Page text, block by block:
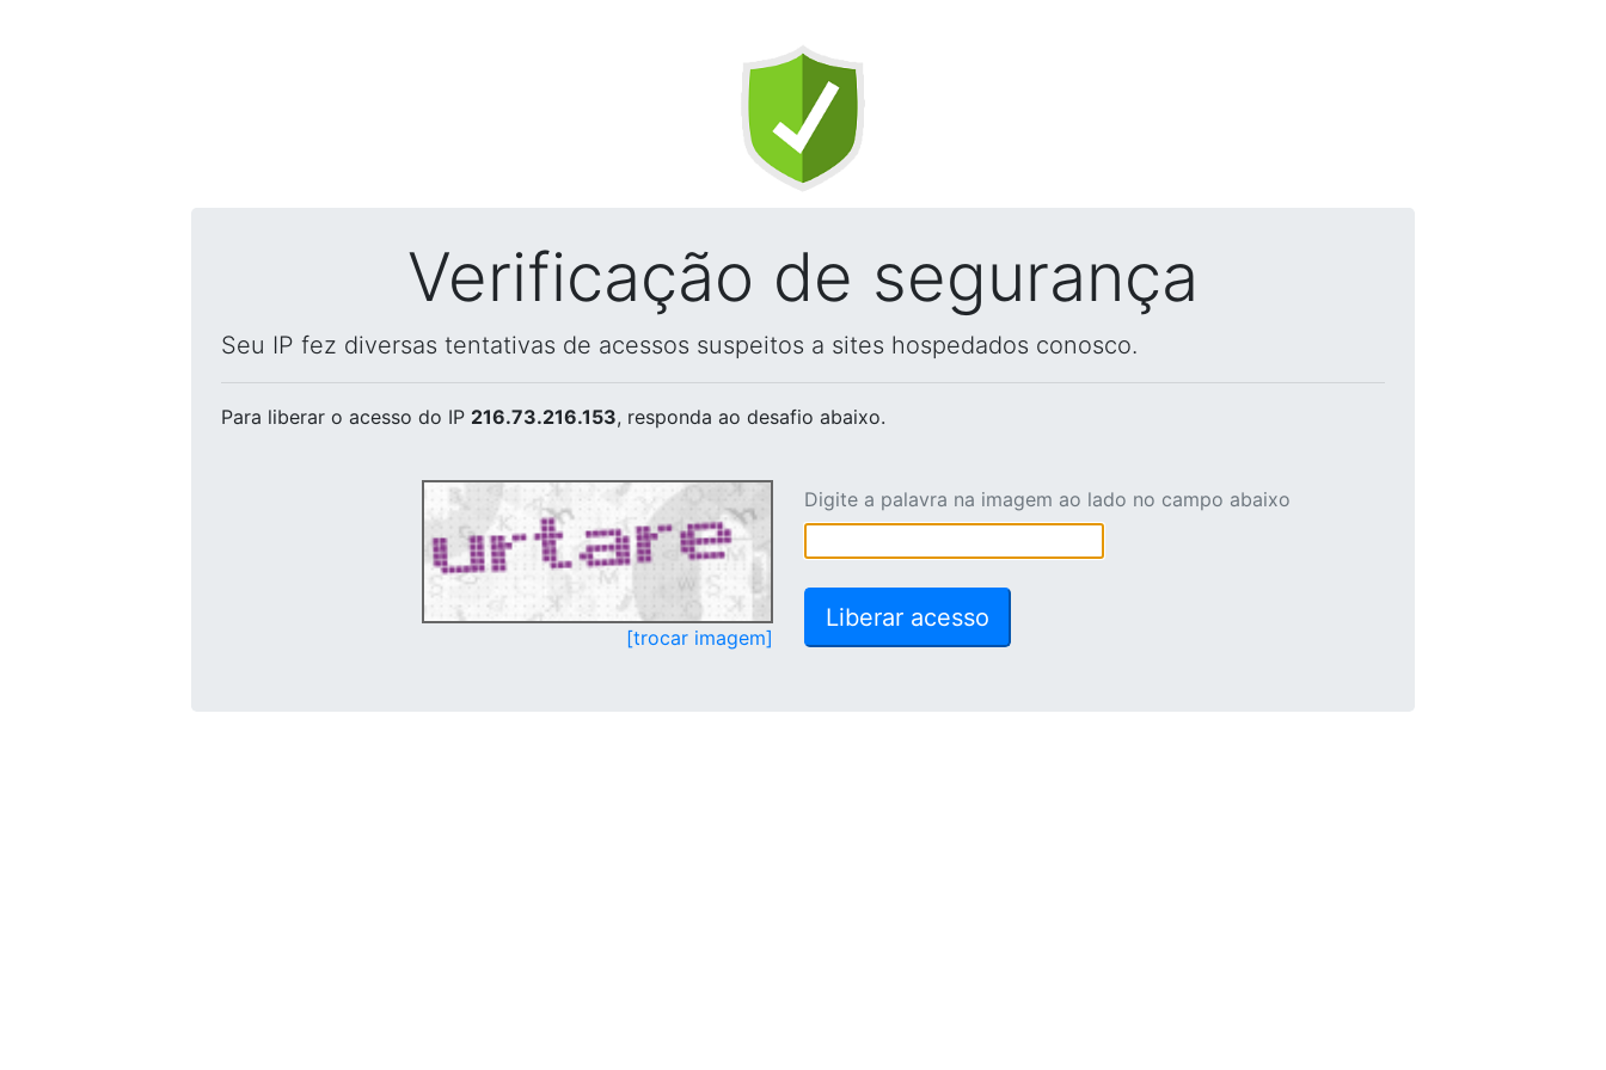
Verificação de segurança
Seu IP fez diversas tentativas de acessos suspeitos a sites hospedados conosco.
Para liberar o acesso do IP 216.73.216.153, responda ao desafio abaixo.
[trocar imagem]
Digite a palavra na imagem ao lado no campo abaixo